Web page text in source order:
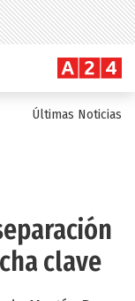
Últimas Noticias
clave